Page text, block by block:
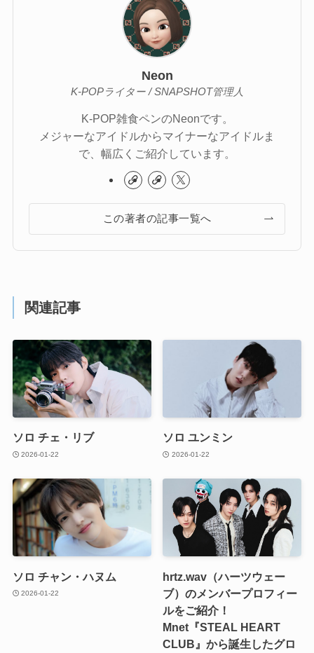
Neon
K-POPライター / SNAPSHOT管理人
K-POP雑食ペンのNeonです。
メジャーなアイドルからマイナーなアイドルま
で、幅広くご紹介しています。
この著者の記事一覧へ
関連記事
ソロ チェ・リブ
2026-01-22
ソロ ユンミン
2026-01-22
ソロ チャン・ハヌム
2026-01-22
hrtz.wav（ハーツウェー
ブ）のメンバープロフィー
ルをご紹介！
Mnet『STEAL HEART
CLUB』から誕生したグロ